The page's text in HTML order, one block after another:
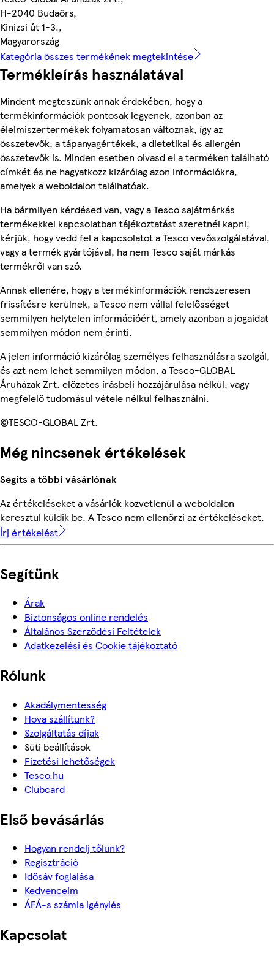
H-2040 Budaörs,
Kinizsi út 1-3.,
Magyarország
Kategória összes termékének megtekintése
Termékleírás használatával
Mindent megteszünk annak érdekében, hogy a
termékinformációk pontosak legyenek, azonban az
élelmiszertermékek folyamatosan változnak, így az
összetevők, a tápanyagértékek, a dietetikai és allergén
összetevők is. Minden esetben olvasd el a terméken található
címkét és ne hagyatkozz kizárólag azon információkra,
amelyek a weboldalon találhatóak.
Ha bármilyen kérdésed van, vagy a Tesco sajátmárkás
termékekkel kapcsolatban tájékoztatást szeretnél kapni,
kérjük, hogy vedd fel a kapcsolatot a Tesco vevőszolgálatával,
vagy a termék gyártójával, ha nem Tesco saját márkás
termékről van szó.
Annak ellenére, hogy a termékinformációk rendszeresen
frissítésre kerülnek, a Tesco nem vállal felelősséget
semmilyen helytelen információért, amely azonban a jogaidat
semmilyen módon nem érinti.
A jelen információ kizárólag személyes felhasználásra szolgál,
és azt nem lehet semmilyen módon, a Tesco-GLOBAL
Áruházak Zrt. előzetes írásbeli hozzájárulása nélkül, vagy
megfelelő tudomásul vétele nélkül felhasználni.
©TESCO-GLOBAL Zrt.
Még nincsenek értékelések
Segíts a többi vásárlónak
Az értékeléseket a vásárlók közvetlenül a weboldalon
keresztül küldik be. A Tesco nem ellenőrzi az értékeléseket.
Írj értékelést
Segítünk
Árak
Biztonságos online rendelés
Általános Szerződési Feltételek
Adatkezelési és Cookie tájékoztató
Rólunk
Akadálymentesség
Hova szállítunk?
Szolgáltatás díjak
Süti beállítások
Fizetési lehetőségek
Tesco.hu
Clubcard
Első bevásárlás
Hogyan rendelj tőlünk?
Regisztráció
Idősáv foglalása
Kedvenceim
ÁFÁ-s számla igénylés
Kapcsolat